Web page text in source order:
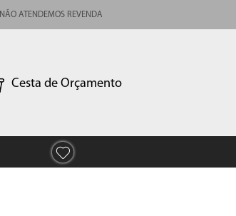
NÃO ATENDEMOS REVENDA
Cesta de Orçamento